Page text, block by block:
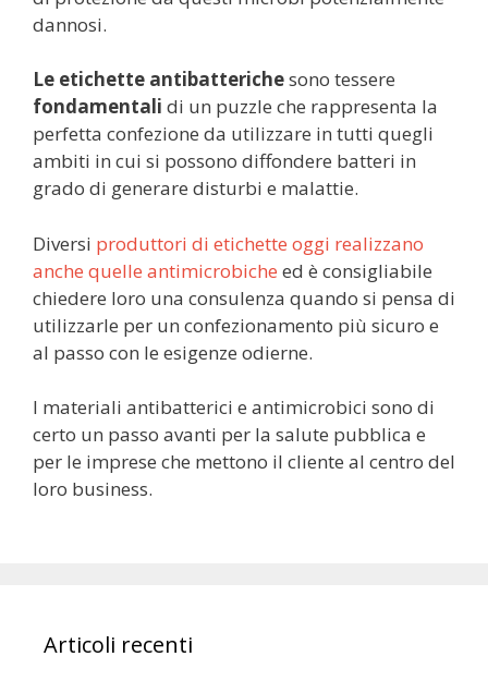
dannosi.
Le etichette antibatterichesono tessere
fondamentali di un puzzle che rappresenta la
perfetta confezione da utilizzare in tutti quegli
ambiti in cui si possono diffondere batteri in
grado di generare disturbi e malattie.
Diversi produttori di etichette oggi realizzano
anche quelle antimicrobiche ed è consigliabile
chiedere loro una consulenza quando si pensa di
utilizzarle per un confezionamento più sicuro e
al passo con le esigenze odierne.
I materiali antibatterici e antimicrobici sono di
certo un passo avanti per la salute pubblica e
per le imprese che mettono il cliente al centro del
loro business.
Articoli recenti